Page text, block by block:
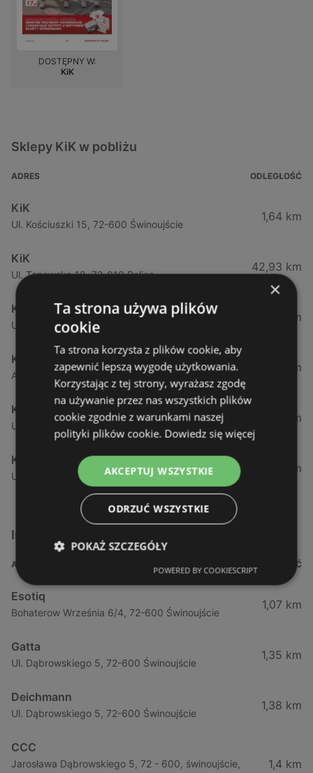
DOSTĘPNY W:
KiK
Sklepy KiK w pobliżu
ADRES ODLEGŁOŚĆ
KiK
Ul. Kościuszki 15, 72-600 Świnoujście
1,64 km
KiK
Ul. Tanowska 18, 72-010 Police
42,93 km
KiK
Ul. Dworcowa 9, 72-100 Goleniow
53,64 km
KiK
Al. Bohaterow Warszawy 42, 70-342 Szczecin
55,66 km
KiK
Ul. Mieszka 63, 64, 71-011 Szczecin
57,16 km
KiK
Ul.poludniowa 18, 71-001 Szczecin
58,59 km
Inne sklepy Odzież i obuwie w pobliżu
ADRES ODLEGŁOŚĆ
Esotiq
Bohaterow Września 6/4, 72-600 Świnoujście
1,07 km
Gatta
Ul. Dąbrowskiego 5, 72-600 Świnoujście
1,35 km
Deichmann
Ul. Dąbrowskiego 5, 72-600 Świnoujście
1,38 km
CCC
Jarosława Dąbrowskiego 5, 72 - 600, świnoujście,
1,4 km
×
Ta strona używa plików
cookie
Ta strona korzysta z plików cookie, aby
zapewnić lepszą wygodę użytkowania.
Korzystając z tej strony, wyrażasz zgodę
na używanie przez nas wszystkich plików
cookie zgodnie z warunkami naszej
polityki plików cookie. Dowiedz się więcej
AKCEPTUJ WSZYSTKIE
ODRZUĆ WSZYSTKIE
POKAŻ SZCZEGÓŁY
POWERED BY COOKIESCRIPT